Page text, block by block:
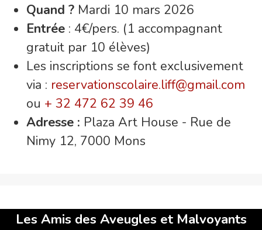
Quand ? Mardi 10 mars 2026
Entrée : 4€/pers. (1 accompagnant
gratuit par 10 élèves)
Les inscriptions se font exclusivement
via : reservationscolaire.liff@gmail.com
ou + 32 472 62 39 46
Adresse : Plaza Art House - Rue de
Nimy 12, 7000 Mons
Les Amis des Aveugles et Malvoyants